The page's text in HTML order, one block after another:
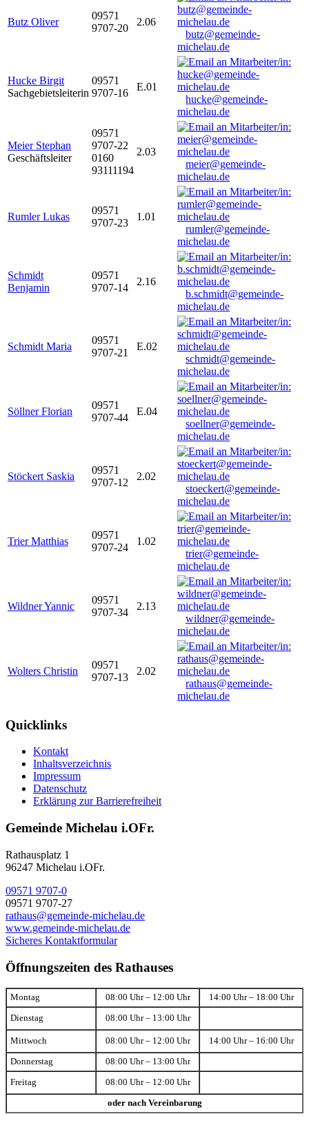
Butz Oliver
09571
9707-20
2.06
butz@gemeinde-
michelau.de
Hucke Birgit
Sachgebietsleiterin
09571
9707-16
E.01
hucke@gemeinde-
michelau.de
Meier Stephan
Geschäftsleiter
09571
9707-22
0160
93111194
2.03
meier@gemeinde-
michelau.de
Rumler Lukas
09571
9707-23
1.01
rumler@gemeinde-
michelau.de
Schmidt
Benjamin
09571
9707-14
2.16
b.schmidt@gemeinde-
michelau.de
Schmidt Maria
09571
9707-21
E.02
schmidt@gemeinde-
michelau.de
Söllner Florian
09571
9707-44
E.04
soellner@gemeinde-
michelau.de
Stöckert Saskia
09571
9707-12
2.02
stoeckert@gemeinde-
michelau.de
Trier Matthias
09571
9707-24
1.02
trier@gemeinde-
michelau.de
Wildner Yannic
09571
9707-34
2.13
wildner@gemeinde-
michelau.de
Wolters Christin
09571
9707-13
2.02
rathaus@gemeinde-
michelau.de
Quicklinks
Kontakt
Inhaltsverzeichnis
Impressum
Datenschutz
Erklärung zur Barrierefreiheit
Gemeinde Michelau i.OFr.
Rathausplatz 1
96247 Michelau i.OFr.
09571 9707-0
09571 9707-27
rathaus@gemeinde-michelau.de
www.gemeinde-michelau.de
Sicheres Kontaktformular
Öffnungszeiten des Rathauses
Montag 08:00 Uhr – 12:00 Uhr 14:00 Uhr – 18:00 Uhr
Dienstag 08:00 Uhr – 13:00 Uhr
Mittwoch 08:00 Uhr – 12:00 Uhr 14:00 Uhr – 16:00 Uhr
Donnerstag 08:00 Uhr – 13:00 Uhr
Freitag 08:00 Uhr – 12:00 Uhr
oder nach Vereinbarung